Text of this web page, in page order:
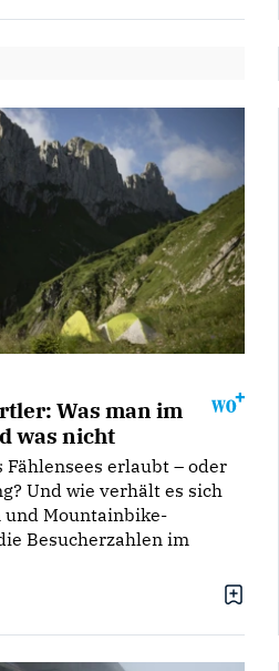
Was man im
was nicht
erlaubt – oder
Und wie verhält es sich
Mountainbike-
Besucherzahlen im